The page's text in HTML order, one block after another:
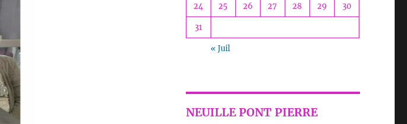
24 25 26 27 28 29 30
31
« Juil
NEUILLE PONT PIERRE